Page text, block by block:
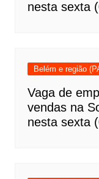
nesta sexta
Belém e região
Vaga de
vendas na
nesta sexta